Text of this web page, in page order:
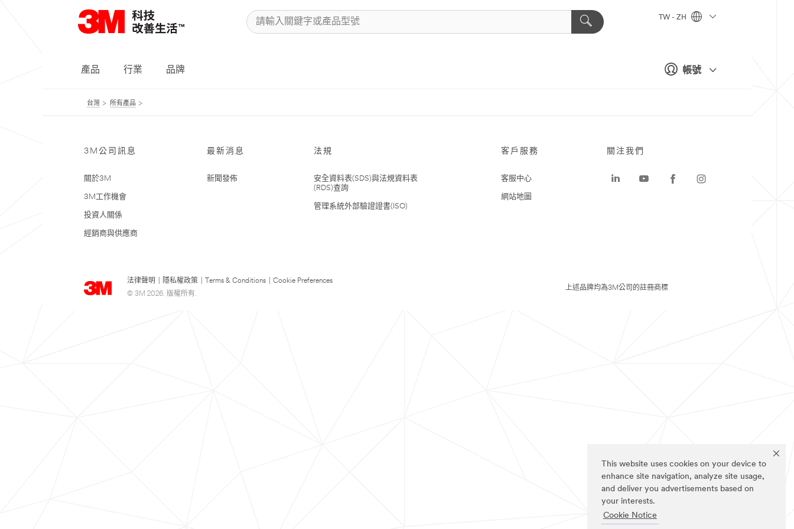
This website uses cookies on your device to
enhance site navigation, analyze site usage,
and deliver you advertisements based on
your interests.
Cookie Notice
帳號
TW - ZH
產品 行業 品牌
台灣 所有產品
3M公司訊息
關於3M
3M工作機會
投資人關係
經銷商與供應商
最新消息
新聞發佈
法規
安全資料表(SDS)與法規資料表
(RDS)查詢
管理系統外部驗證證書(ISO)
客戶服務
客服中心
網站地圖
法律聲明 隱私權政策 Terms & Conditions
Cookie Preferences
© 3M 2026. 版權所有.
關注我們
上述品牌均為3M公司的註冊商標